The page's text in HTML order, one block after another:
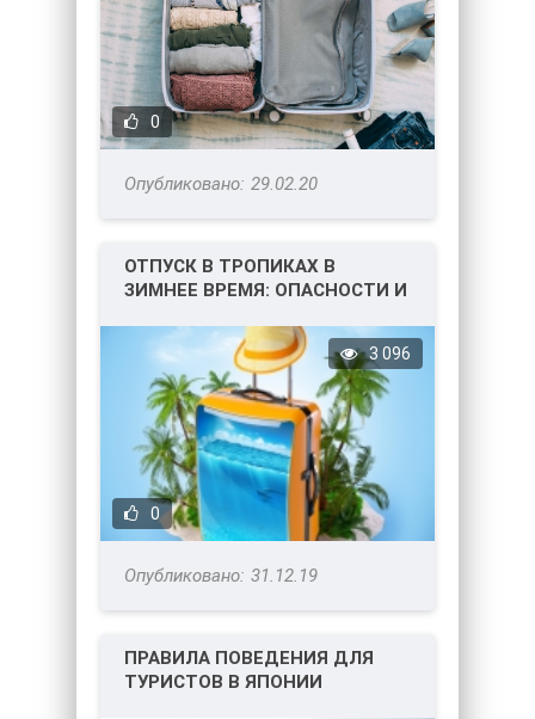
0
29.02.20
ОТПУСК В ТРОПИКАХ В
ЗИМНЕЕ ВРЕМЯ: ОПАСНОСТИ И
0
3 096
31.12.19
ПРАВИЛА ПОВЕДЕНИЯ ДЛЯ
ТУРИСТОВ В ЯПОНИИ